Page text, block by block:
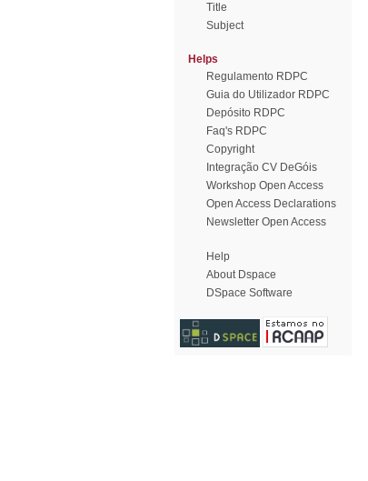
Title
Subject
Helps
Regulamento RDPC
Guia do Utilizador RDPC
Depósito RDPC
Faq's RDPC
Copyright
Integração CV DeGóis
Workshop Open Access
Open Access Declarations
Newsletter Open Access
Help
About Dspace
DSpace Software